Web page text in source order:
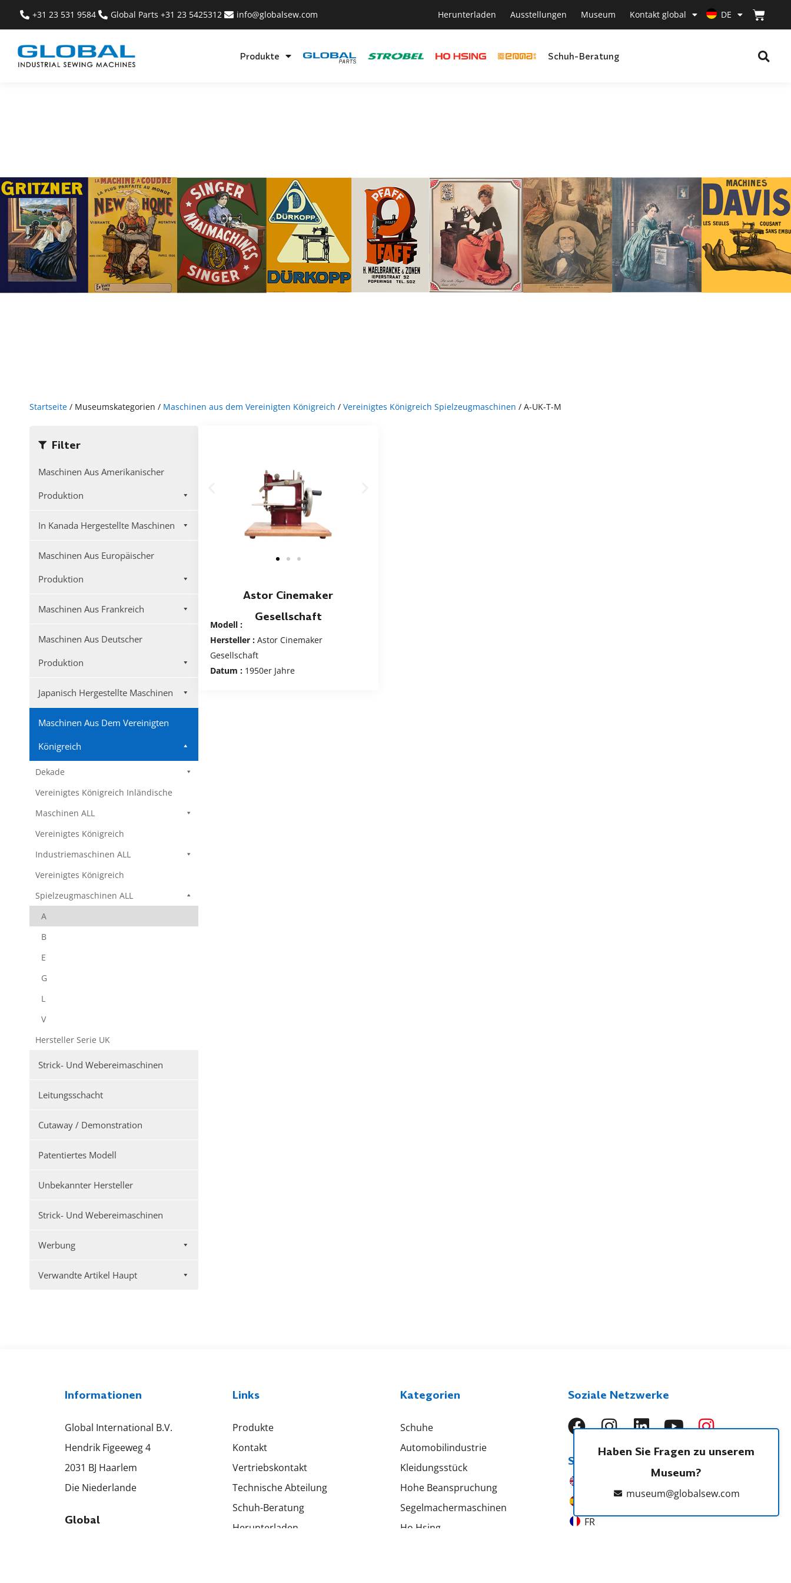
+31 23 531 9584 Global Parts +31 23 5425312 info@globalsew.com Herunterladen Ausstellungen Museum Kontakt global DE
Produkte Schuh-Beratung
Startseite / Museumskategorien / Maschinen aus dem Vereinigten Königreich / Vereinigtes Königreich Spielzeugmaschinen / A-UK-T-M
Filter
Maschinen Aus Amerikanischer
Produktion
In Kanada Hergestellte Maschinen
Maschinen Aus Europäischer
Produktion
Maschinen Aus Frankreich
Maschinen Aus Deutscher
Produktion
Japanisch Hergestellte Maschinen
Maschinen Aus Dem Vereinigten
Königreich
Dekade
Vereinigtes Königreich Inländische
Maschinen ALL
Vereinigtes Königreich
Industriemaschinen ALL
Vereinigtes Königreich
Spielzeugmaschinen ALL
A
B
E
G
L
V
Hersteller Serie UK
Strick- Und Webereimaschinen
Leitungsschacht
Cutaway / Demonstration
Patentiertes Modell
Unbekannter Hersteller
Strick- Und Webereimaschinen
Werbung
Verwandte Artikel Haupt
Astor Cinemaker
Gesellschaft
Modell :
Hersteller : Astor Cinemaker
Gesellschaft
Datum : 1950er Jahre
Haben Sie Fragen zu unserem
Museum?
museum@globalsew.com
Informationen
Global International B.V.
Hendrik Figeeweg 4
2031 BJ Haarlem
Die Niederlande
Global
Links
Produkte
Kontakt
Vertriebskontakt
Technische Abteilung
Schuh-Beratung
Herunterladen
Kategorien
Schuhe
Automobilindustrie
Kleidungsstück
Hohe Beanspruchung
Segelmachermaschinen
Ho Hsing
Soziale Netzwerke
Sprachen
FR